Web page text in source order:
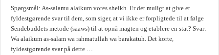
Spørgsmål: As-salamu alaikum vores sheikh. Er det muligt at give et
fyldestgørende svar til dem, som siger, at vi ikke er forpligtede til at følge
Sendebuddets metode (saaws) til at opnå magten og etablere en stat? Svar:
Wa alaikum as-salam wa rahmatullah wa barakatuh. Det korte,
fyldestgørende svar på dette …